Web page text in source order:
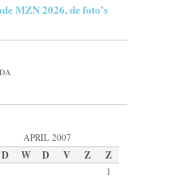
MZN 2026, de foto’s
APRIL 2007
D W D V Z Z
1